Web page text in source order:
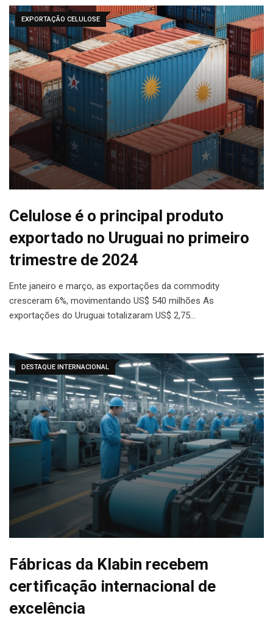
EXPORTAÇÃO CELULOSE
Celulose é o principal produto
exportado no Uruguai no primeiro
trimestre de 2024
Ente janeiro e março, as exportações da commodity
cresceram 6%, movimentando US$ 540 milhões As
exportações do Uruguai totalizaram US$ 2,75…
DESTAQUE INTERNACIONAL
Fábricas da Klabin recebem
certificação internacional de
excelência